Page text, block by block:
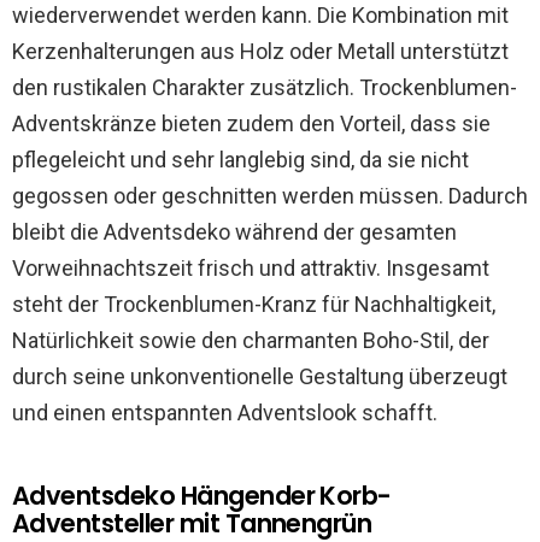
wiederverwendet werden kann. Die Kombination mit
Kerzenhalterungen aus Holz oder Metall unterstützt
den rustikalen Charakter zusätzlich. Trockenblumen-
Adventskränze bieten zudem den Vorteil, dass sie
pflegeleicht und sehr langlebig sind, da sie nicht
gegossen oder geschnitten werden müssen. Dadurch
bleibt die Adventsdeko während der gesamten
Vorweihnachtszeit frisch und attraktiv. Insgesamt
steht der Trockenblumen-Kranz für Nachhaltigkeit,
Natürlichkeit sowie den charmanten Boho-Stil, der
durch seine unkonventionelle Gestaltung überzeugt
und einen entspannten Adventslook schafft.
Adventsdeko Hängender Korb-
Adventsteller mit Tannengrün